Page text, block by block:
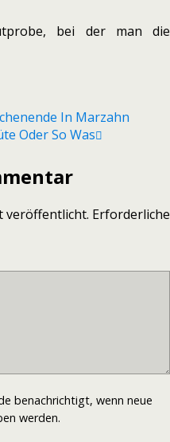
bei der man die
In Marzahn
Oder So Was
veröffentlicht. Erforderliche
benachrichtigt, wenn neue
werden.